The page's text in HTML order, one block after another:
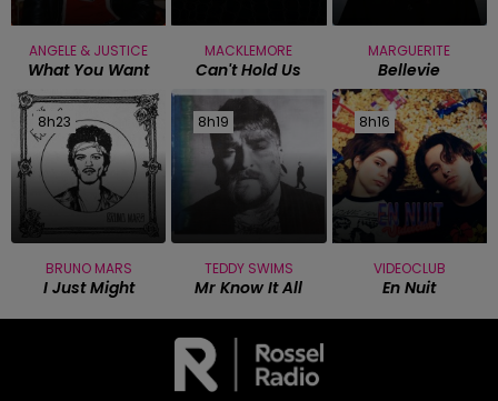
ANGELE & JUSTICE
What You Want
MACKLEMORE
Can't Hold Us
MARGUERITE
Bellevie
8h23
8h23
BRUNO MARS
I Just Might
8h19
8h19
TEDDY SWIMS
Mr Know It All
8h16
8h16
VIDEOCLUB
En Nuit